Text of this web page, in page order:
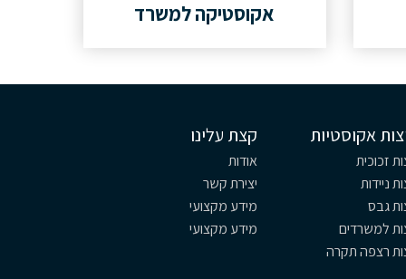
אקוסטיקה למשרד
אקוסטיות
זכוכית
ניידות
גבס
למשרדים
רצפה תקרה
קצת עלינו
אודות
יצירת קשר
מידע מקצועי
מידע מקצועי